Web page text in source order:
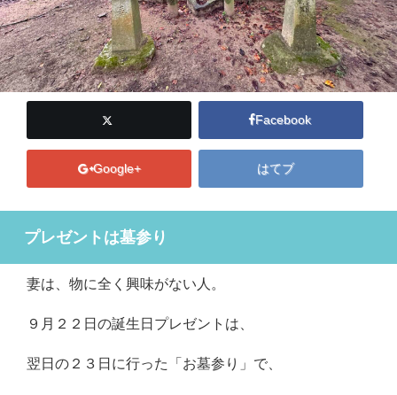
Facebook
Google+ はてブ
プレゼントは墓参り
妻は、物に全く興味がない人。
９月２２日の誕生日プレゼントは、
翌日の２３日に行った「お墓参り」で、